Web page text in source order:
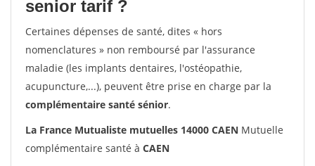
senior tarif ?
Certaines dépenses de santé, dites « hors
nomenclatures » non remboursé par l'assurance
maladie (les implants dentaires, l'ostéopathie,
acupuncture,...), peuvent être prise en charge par la
complémentaire santé sénior.
La France Mutualiste mutuelles 14000 CAEN Mutuelle
complémentaire santé à CAEN